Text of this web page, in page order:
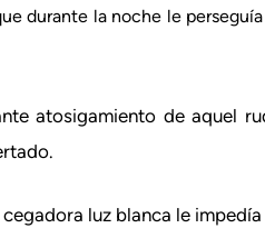
durante la noche le
atosigamiento de aquel
luz blanca le